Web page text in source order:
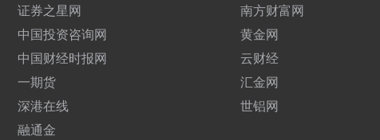
证券之星网
南方财富网
中国投资咨询网
黄金网
中国财经时报网
云财经
一期货
汇金网
深港在线
世铝网
融通金